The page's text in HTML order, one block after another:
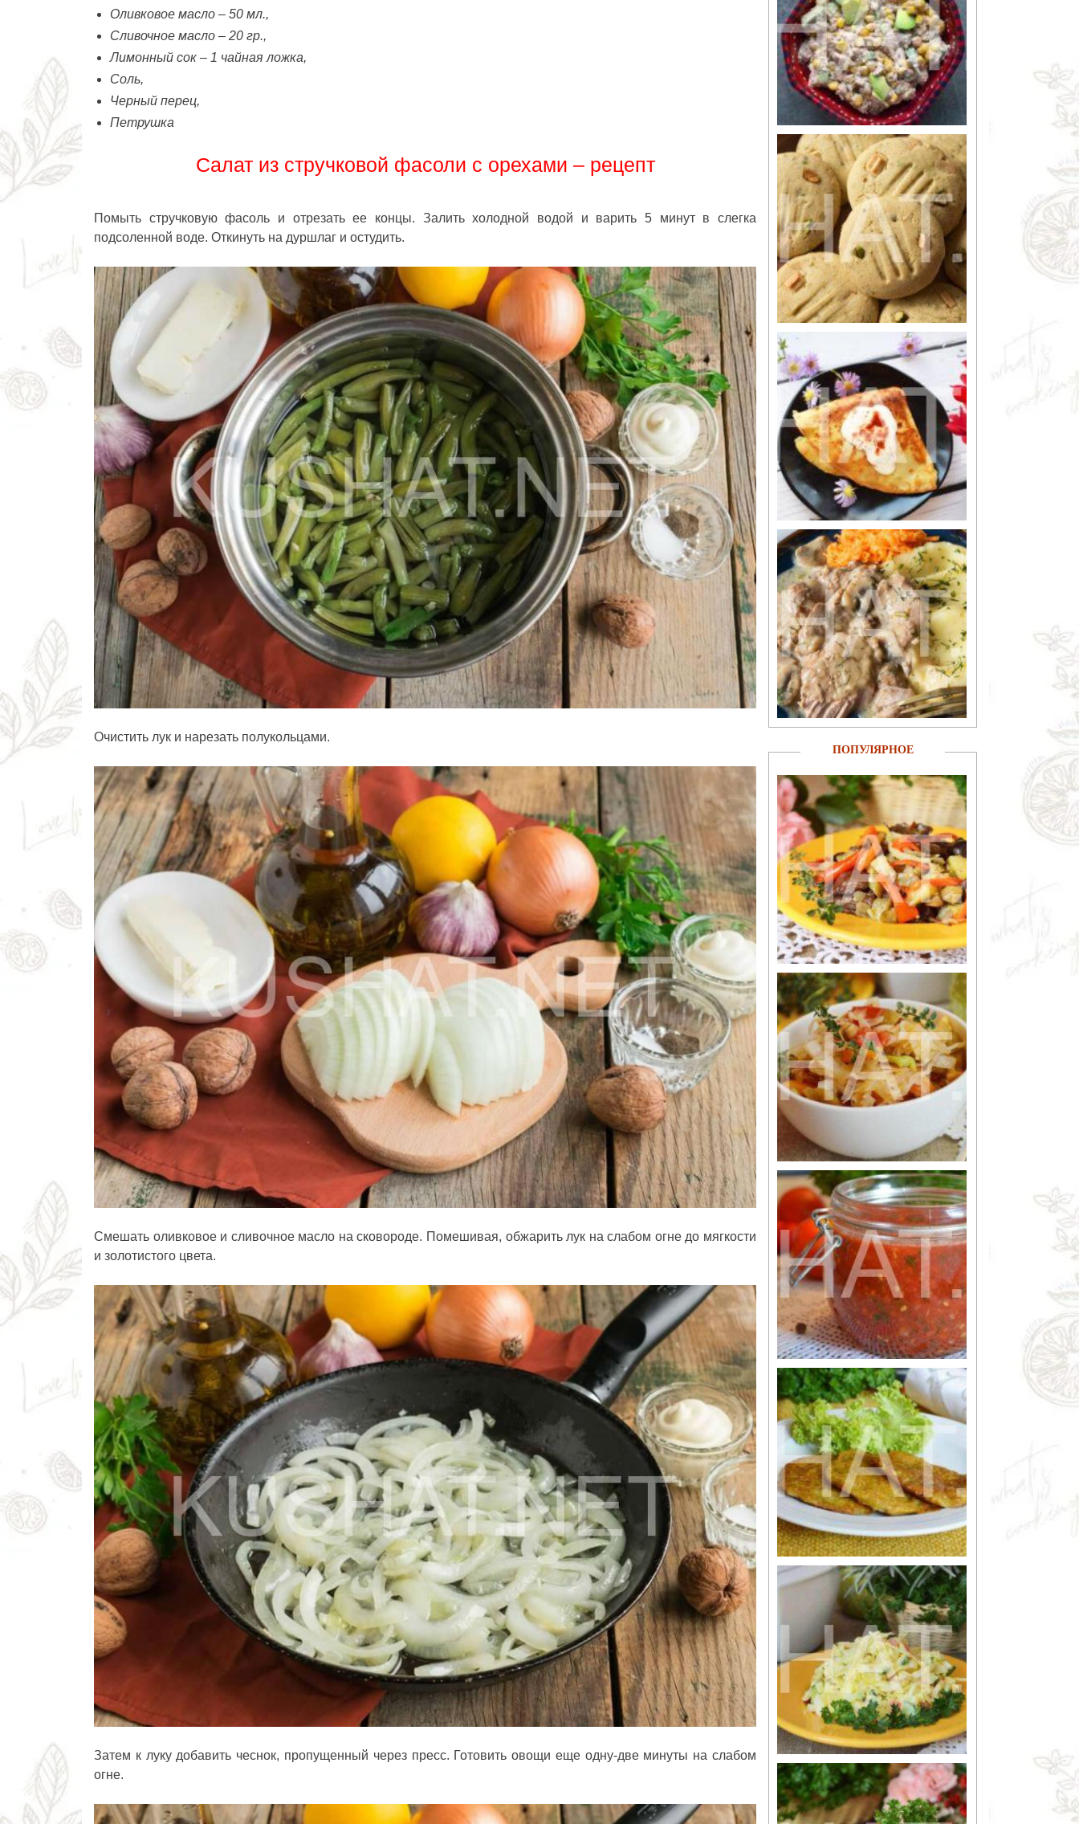
Оливковое масло – 50 мл.,
Сливочное масло – 20 гр.,
Лимонный сок – 1 чайная ложка,
Соль,
Черный перец,
Петрушка
Салат из стручковой фасоли с орехами – рецепт
Помыть стручковую фасоль и отрезать ее концы. Залить холодной водой и варить 5 минут в слегка
подсоленной воде. Откинуть на дуршлаг и остудить.
Очистить лук и нарезать полукольцами.
Смешать оливковое и сливочное масло на сковороде. Помешивая, обжарить лук на слабом огне до мягкости
и золотистого цвета.
Затем к луку добавить чеснок, пропущенный через пресс. Готовить овощи еще одну-две минуты на слабом
огне.
ПОПУЛЯРНОЕ